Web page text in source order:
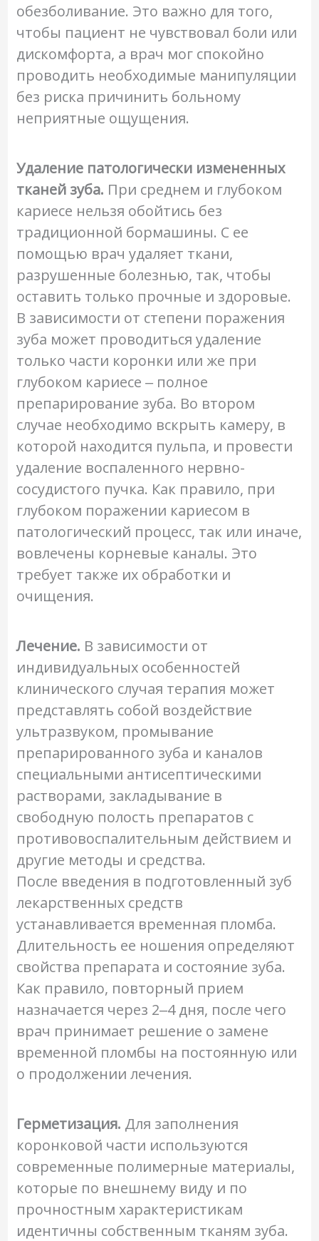
обезболивание. Это важно для того,
чтобы пациент не чувствовал боли или
дискомфорта, а врач мог спокойно
проводить необходимые манипуляции
без риска причинить больному
неприятные ощущения.
Удаление патологически измененных
тканей зуба. При среднем и глубоком
кариесе нельзя обойтись без
традиционной бормашины. С ее
помощью врач удаляет ткани,
разрушенные болезнью, так, чтобы
оставить только прочные и здоровые.
В зависимости от степени поражения
зуба может проводиться удаление
только части коронки или же при
глубоком кариесе ‒ полное
препарирование зуба. Во втором
случае необходимо вскрыть камеру, в
которой находится пульпа, и провести
удаление воспаленного нервно-
сосудистого пучка. Как правило, при
глубоком поражении кариесом в
патологический процесс, так или иначе,
вовлечены корневые каналы. Это
требует также их обработки и
очищения.
Лечение. В зависимости от
индивидуальных особенностей
клинического случая терапия может
представлять собой воздействие
ультразвуком, промывание
препарированного зуба и каналов
специальными антисептическими
растворами, закладывание в
свободную полость препаратов с
противовоспалительным действием и
другие методы и средства.
После введения в подготовленный зуб
лекарственных средств
устанавливается временная пломба.
Длительность ее ношения определяют
свойства препарата и состояние зуба.
Как правило, повторный прием
назначается через 2‒4 дня, после чего
врач принимает решение о замене
временной пломбы на постоянную или
о продолжении лечения.
Герметизация. Для заполнения
коронковой части используются
современные полимерные материалы,
которые по внешнему виду и по
прочностным характеристикам
идентичны собственным тканям зуба.